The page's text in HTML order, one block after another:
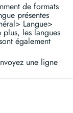
de formats
présentes
Langue>
plus, les langues
également
une ligne